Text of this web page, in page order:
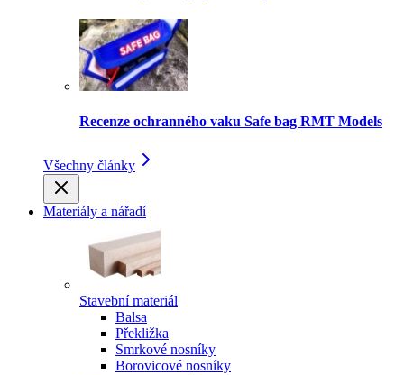
Recenze ochranného vaku Safe bag RMT Models
Všechny články
Materiály a nářadí
Stavební materiál
Balsa
Překližka
Smrkové nosníky
Borovicové nosníky